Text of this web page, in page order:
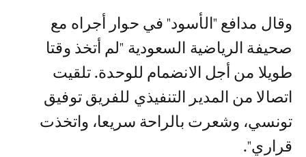
وقال مدافع "الأسود" في حوار أجراه مع
صحيفة الرياضية السعودية "لم أتخذ وقتا
طويلا من أجل الانضمام للوحدة. تلقيت
اتصالا من المدير التنفيذي للفريق توفيق
تونسي، وشعرت بالراحة سريعا، واتخذت
قراري".